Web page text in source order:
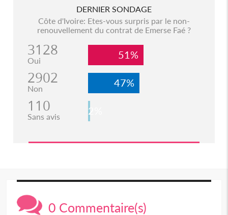
DERNIER SONDAGE
Côte d'Ivoire: Etes-vous surpris par le non-
renouvellement du contrat de Emerse Faé ?
3128
Oui 51%
2902
Non 47%
110
Sans avis 2%
0 Commentaire(s)